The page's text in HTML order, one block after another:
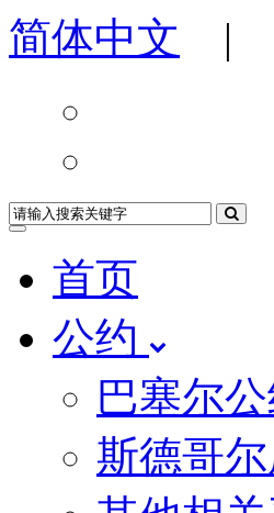
简体中文 |
首页
公约
巴塞尔
斯德哥